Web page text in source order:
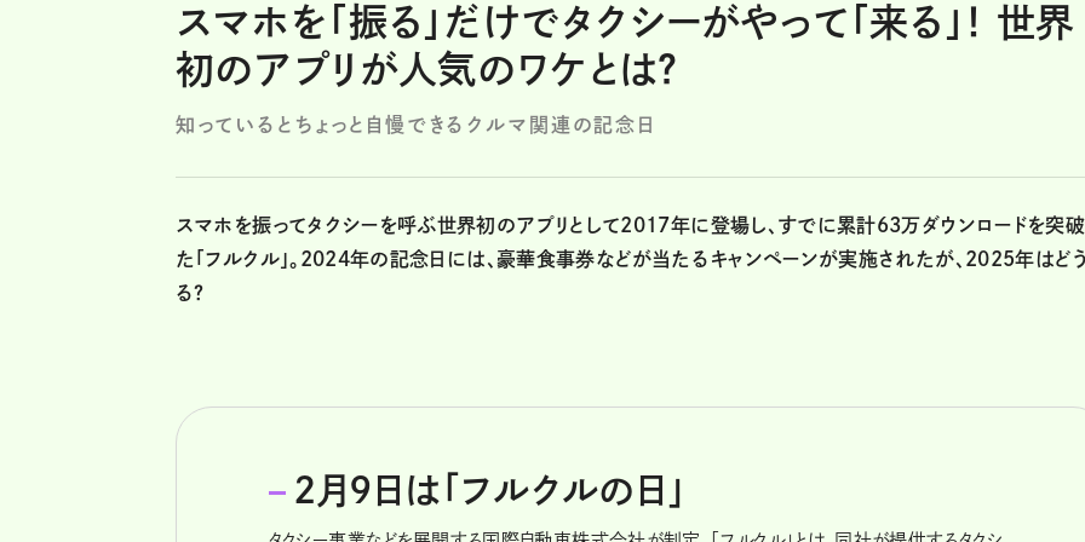
スマホを「振る」だけでタクシーがやって「来る」！ 世界
初のアプリが人気のワケとは？
知っているとちょっと自慢できるクルマ関連の記念日
スマホを振ってタクシーを呼ぶ世界初のアプリとして2017年に登場し、すでに累計63万ダウンロードを突
た「フルクル」。2024年の記念日には、豪華食事券などが当たるキャンペーンが実施されたが、2025年はど
る？
2月9日は「フルクルの日」